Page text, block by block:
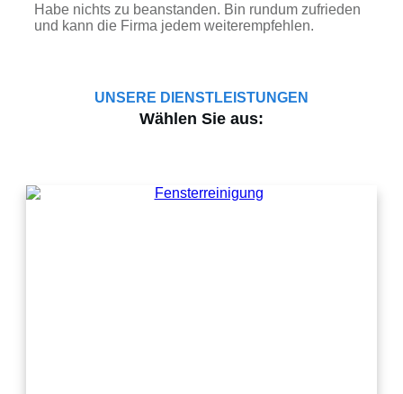
Habe nichts zu beanstanden. Bin rundum zufrieden
und kann die Firma jedem weiterempfehlen.
UNSERE DIENSTLEISTUNGEN
Wählen Sie aus: